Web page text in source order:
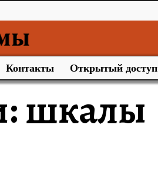
Контакты Открытый доступ
шкалы